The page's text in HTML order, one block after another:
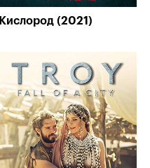
Кислород (2021)